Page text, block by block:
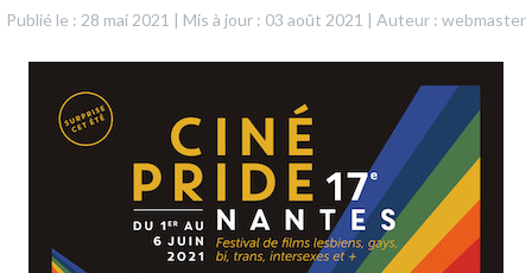
Publié le : 28 mai 2021 | Mis à jour : 03 août 2021 | Auteur : webmaster